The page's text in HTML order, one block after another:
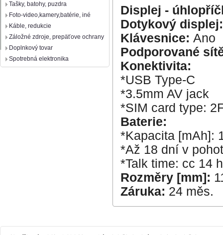
Tašky, batohy, puzdra
Foto-video,kamery,batérie, iné
Káble, redukcie
Záložné zdroje, prepäťove ochrany
Doplnkový tovar
Spotrebná elektronika
Displej -
Dotykový
Klávesnice: Ano
Podporované
Konektivita:
*USB Type-C
*3.5mm AV jack
*SIM card type:
Baterie:
*Kapacita [mAh]:
*Až 18 dní v
*Talk time: cc 14
Rozměry [mm]:
Záruka: 24 měs.